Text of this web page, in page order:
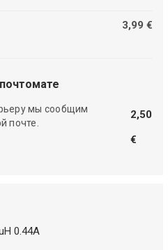
3,99 €
мы сообщим
почте.
2,50
€
0.44A